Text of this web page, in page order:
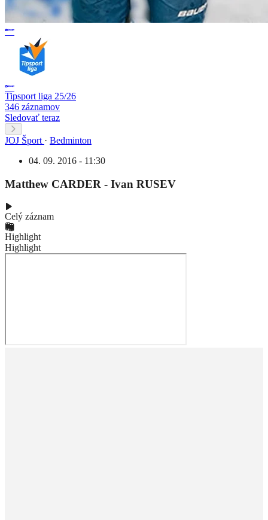
Tipsport liga 25/26
346 záznamov
Sledovať teraz
JOJ Šport · Bedminton
04. 09. 2016 - 11:30
Matthew CARDER - Ivan RUSEV
Celý záznam
Highlight
Highlight